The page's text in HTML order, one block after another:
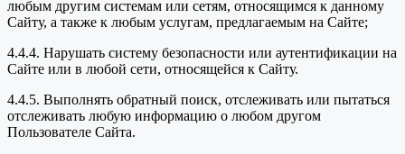
любым другим системам или сетям, относящимся к данному
Сайту, а также к любым услугам, предлагаемым на Сайте;
4.4.4. Нарушать систему безопасности или аутентификации на
Сайте или в любой сети, относящейся к Сайту.
4.4.5. Выполнять обратный поиск, отслеживать или пытаться
отслеживать любую информацию о любом другом
Пользователе Сайта.